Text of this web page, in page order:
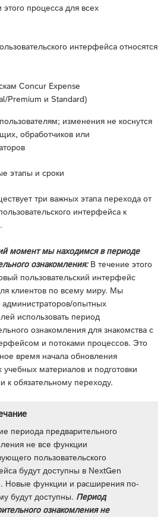
процесса для всех
интерфейса относятся
Concur Expense
Premium и Standard)
изменения не коснутся
обработчиков или
этапы и сроки
три важных этапа перехода от
интерфейса к
момент мы находимся в периоде
ознакомления:В течение этого
пользовательский интерфейс
клиентов по всему миру. Мы
опытных
использовать период
ознакомления для знакомства с
и потоками процессов. Это
время начала обновления
учебных материалов и подготовки
к обязательному переходу.
периода предварительного
не все функции
пользовательского
будут доступны в NextGen
Новые функции и расширения по-
будут доступны. Период
ознакомления не